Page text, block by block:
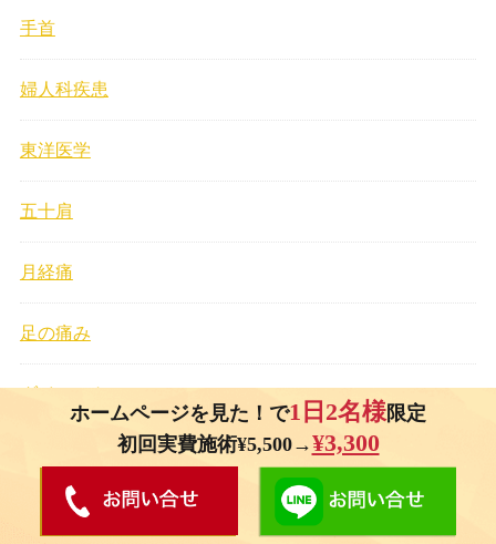
手首
婦人科疾患
東洋医学
五十肩
月経痛
足の痛み
ダイエット
小学生
ホームページを見た！で1日2名様限定
初回実費施術¥5,500→¥3,300